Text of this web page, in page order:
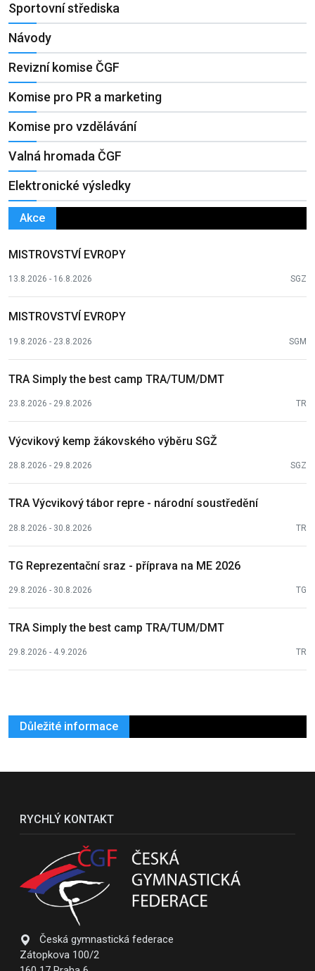
Sportovní střediska
Návody
Revizní komise ČGF
Komise pro PR a marketing
Komise pro vzdělávání
Valná hromada ČGF
Elektronické výsledky
Akce
MISTROVSTVÍ EVROPY
13.8.2026 - 16.8.2026 SGZ
MISTROVSTVÍ EVROPY
19.8.2026 - 23.8.2026 SGM
TRA Simply the best camp TRA/TUM/DMT
23.8.2026 - 29.8.2026 TR
Výcvikový kemp žákovského výběru SGŽ
28.8.2026 - 29.8.2026 SGZ
TRA Výcvikový tábor repre - národní soustředění
28.8.2026 - 30.8.2026 TR
TG Reprezentační sraz - příprava na ME 2026
29.8.2026 - 30.8.2026 TG
TRA Simply the best camp TRA/TUM/DMT
29.8.2026 - 4.9.2026 TR
Důležité informace
RYCHLÝ KONTAKT
Česká gymnastická federace
Zátopkova 100/2